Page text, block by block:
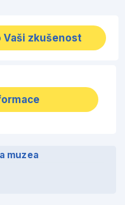
Vaši zkušenost
muzea